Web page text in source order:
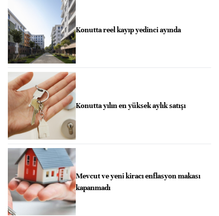
Konutta reel kayıp yedinci ayında
Konutta yılın en yüksek aylık satışı
Mevcut ve yeni kiracı enflasyon makası
kapanmadı